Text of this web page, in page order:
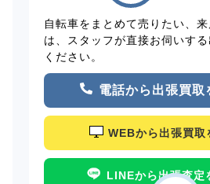
自転車をまとめて売りたい、
は、スタッフが直接お伺いす
ください。
電話から出張買取
WEBから出張買取
LINEから出張査定